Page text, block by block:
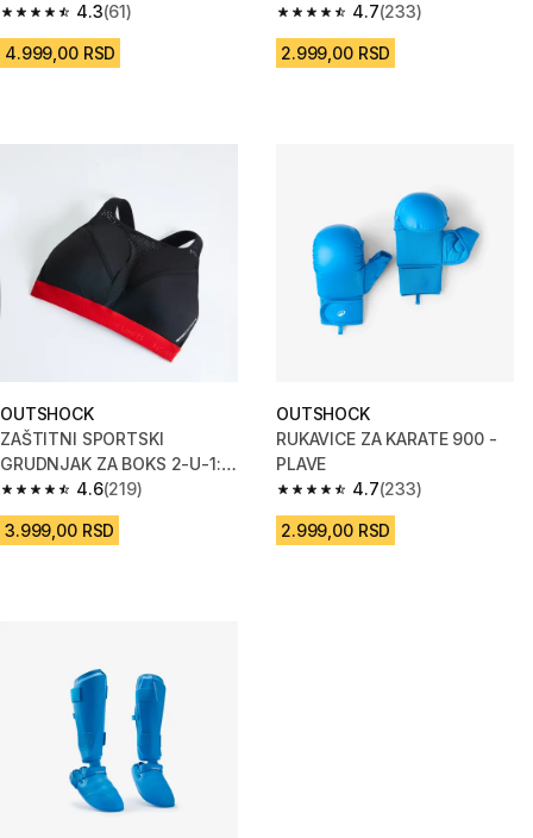
4.3
4.3 od 5 zvezdica from 61 Recenzije
(61)
4.999,00 RSD
4.7
4.7 od 5 zvezdica from 233
(233)
2.999,00 RSD
OUTSHOCK
ZAŠTITNI SPORTSKI
GRUDNJAK ZA BOKS 2-U-1:
Potpora i zaštita
4.6
4.6 od 5 zvezdica from 219 Recenzije
(219)
3.999,00 RSD
OUTSHOCK
RUKAVICE ZA KARATE 900 -
PLAVE
4.7
4.7 od 5 zvezdica from 233
(233)
2.999,00 RSD